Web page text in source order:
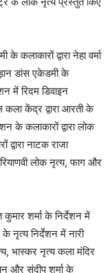
कलाकारों द्वारा नेहा वर्मा
डांस एकेडमी के
में रिदम डिवाइन
केंद्र द्वारा आरती के
के कलाकारों द्वारा लोक
नाटक राजा
लोक नृत्य, फाग और
शर्मा के निर्देशन में
नृत्य निर्देशन में नारी
भास्कर नृत्य कला मंदिर
और संदीप शर्मा के